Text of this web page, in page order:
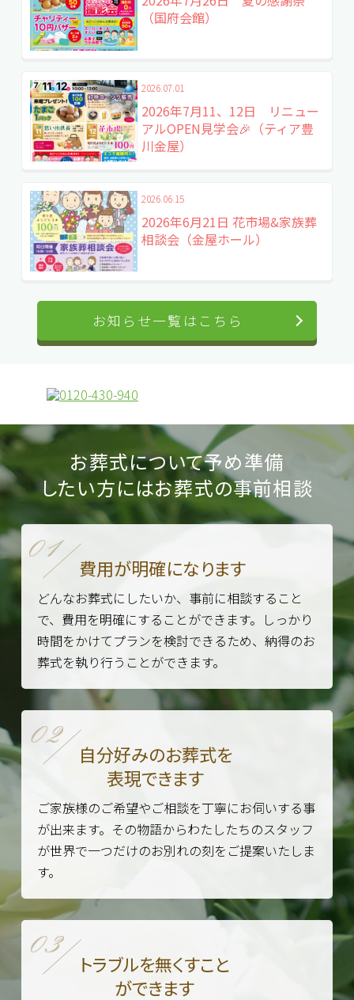
（国府会館）
2026.07.01
2026年7月11、12日 リニュー
アルOPEN見学会🎉（ティア豊
川金屋）
2026.06.15
2026年6月21日 花市場&家族葬
相談会（金屋ホール）
お知らせ一覧はこちら
お葬式について予め準備
したい方にはお葬式の事前相談
費用が明確になります
どんなお葬式にしたいか、事前に相談すること
で、費用を明確にすることができます。しっかり
時間をかけてプランを検討できるため、納得のお
葬式を執り行うことができます。
自分好みのお葬式を
表現できます
ご家族様のご希望やご相談を丁寧にお伺いする事
が出来ます。その物語からわたしたちのスタッフ
が世界で一つだけのお別れの刻をご提案いたしま
す。
トラブルを無くすこと
ができます